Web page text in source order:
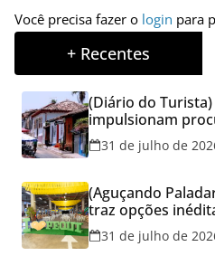
Você precisa fazer o login para
+ Recentes
(Diário do
impulsionam
Goiás e reforçam
reservar viagens
31 de julho de
(Aguçando
traz opções
gratuitas no fim
Goiânia
31 de julho de